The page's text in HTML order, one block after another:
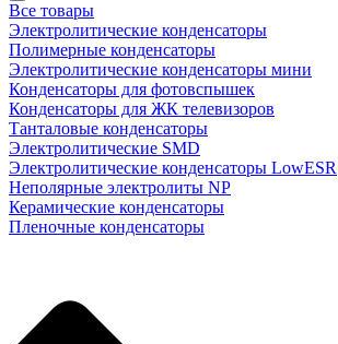
Все товары
Электролитические конденсаторы
Полимерные конденсаторы
Электролитические конденсаторы мини
Конденсаторы для фотовспышек
Конденсаторы для ЖК телевизоров
Танталовые конденсаторы
Электролитические SMD
Электролитические конденсаторы LowESR
Неполярные электролиты NP
Керамические конденсаторы
Пленочные конденсаторы